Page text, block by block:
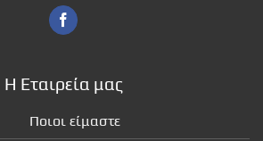
Η Εταιρεία μας
Ποιοι είμαστε